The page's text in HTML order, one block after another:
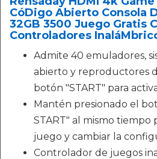
CóDigo Abierto Consola
32GB 3500 Juego Gratis
Controladores
Admite 40 emuladores,
abierto y reproductores
botón "START" para
Mantén presionado el
START" al mismo tiempo
juego y cambiar la
Controlador de juegos